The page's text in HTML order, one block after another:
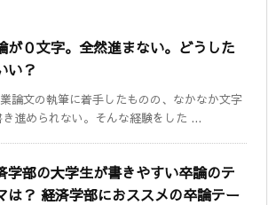
が０文字。全然進まない。どうした
い？
論文の執筆に着手したものの、なかなか文字
き進められない。そんな経験をした ...
学部の大学生が書きやすい卒論のテ
は？ 経済学部におススメの卒論テー